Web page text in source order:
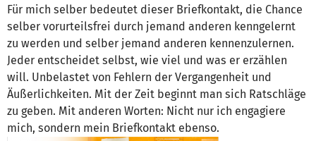
Für mich selber bedeutet dieser Briefkontakt, die Chance
selber vorurteilsfrei durch jemand anderen kenngelernt
zu werden und selber jemand anderen kennenzulernen.
Jeder entscheidet selbst, wie viel und was er erzählen
will. Unbelastet von Fehlern der Vergangenheit und
Äußerlichkeiten. Mit der Zeit beginnt man sich Ratschläge
zu geben. Mit anderen Worten: Nicht nur ich engagiere
mich, sondern mein Briefkontakt ebenso.